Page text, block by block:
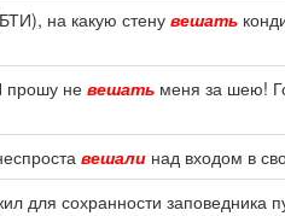
на какую стену вешать
прошу не вешать меня за шею!
вешали над входом в
для сохранности заповедника